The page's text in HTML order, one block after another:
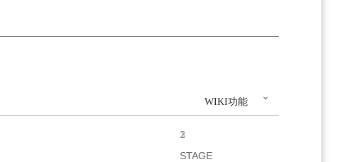
WIKI功能
1
STAGE
2
STAGE
3
STAGE